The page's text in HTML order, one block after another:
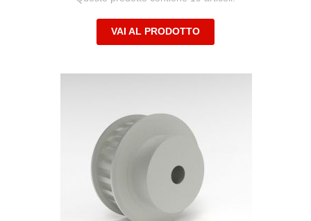
VAI AL PRODOTTO